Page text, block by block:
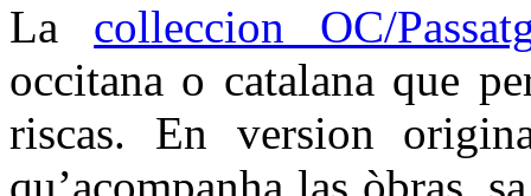
La colleccion OC/
occitana o catalana que
riscas. En version